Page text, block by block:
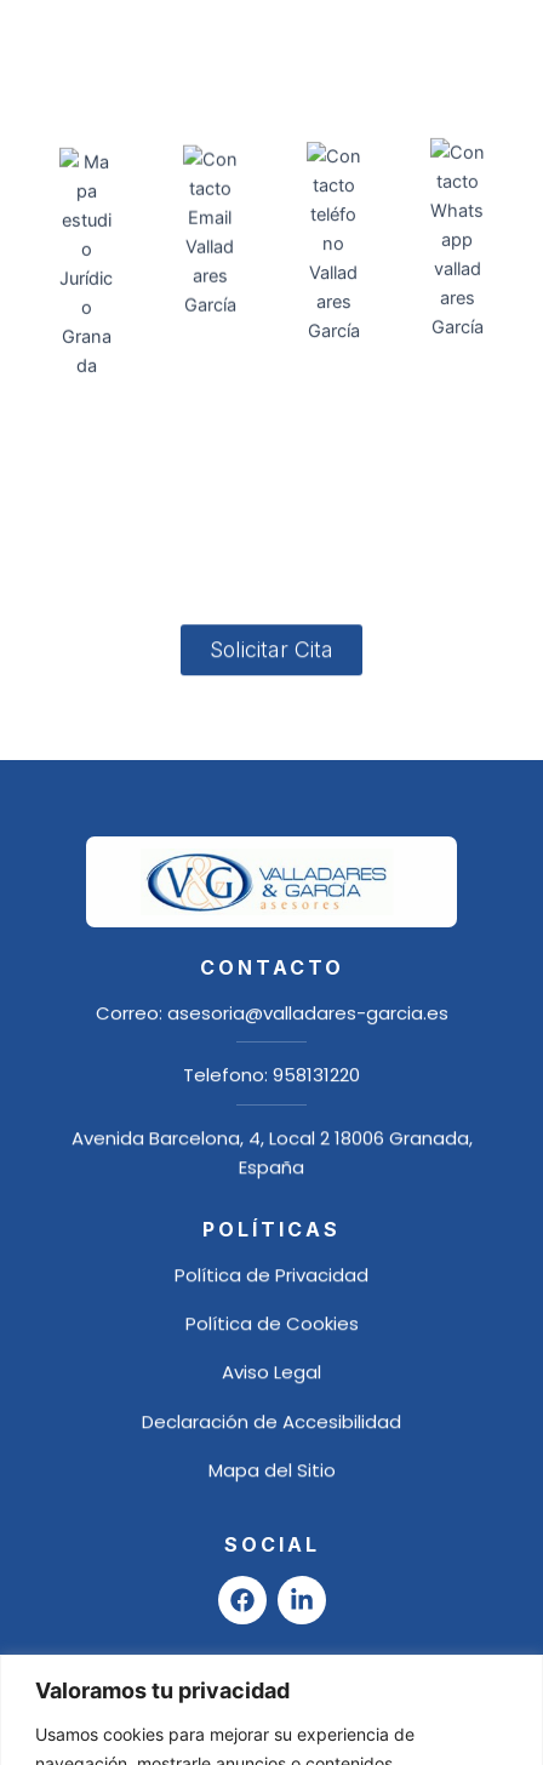
Valoramos tu privacidad
Usamos cookies para mejorar su experiencia de
Solicitar Cita
CONTACTO
Correo: asesoria@valladares-garcia.es
Telefono: 958131220
Avenida Barcelona, 4, Local 2 18006 Granada,
España
POLÍTICAS
Política de Privacidad
Política de Cookies
Aviso Legal
Declaración de Accesibilidad
Mapa del Sitio
SOCIAL
F
a
e
b
o
o
k
L
i
k
i
n